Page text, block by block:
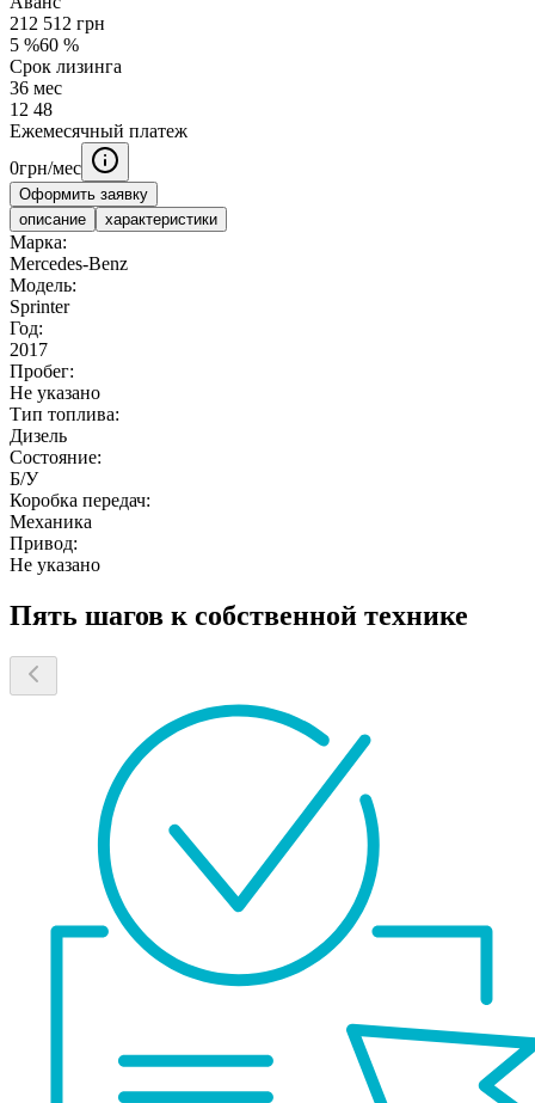
212 512 грн
5 %60 %
Срок лизинга
36 мес
12 48
Ежемесячный платеж
0грн/мес
Оформить заявку
описание
характеристики
Марка:
Mercedes-Benz
Модель:
Sprinter
Год:
2017
Пробег:
Не указано
Тип топлива:
Дизель
Состояние:
Б/У
Коробка передач:
Механика
Привод:
Не указано
Пять шагов к собственной технике